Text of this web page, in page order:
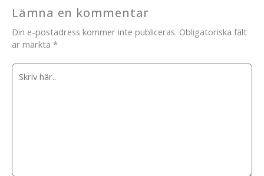
Lämna en kommentar
Din e-postadress kommer inte publiceras. Obligatoriska fält
är märkta *
Skriv
här..